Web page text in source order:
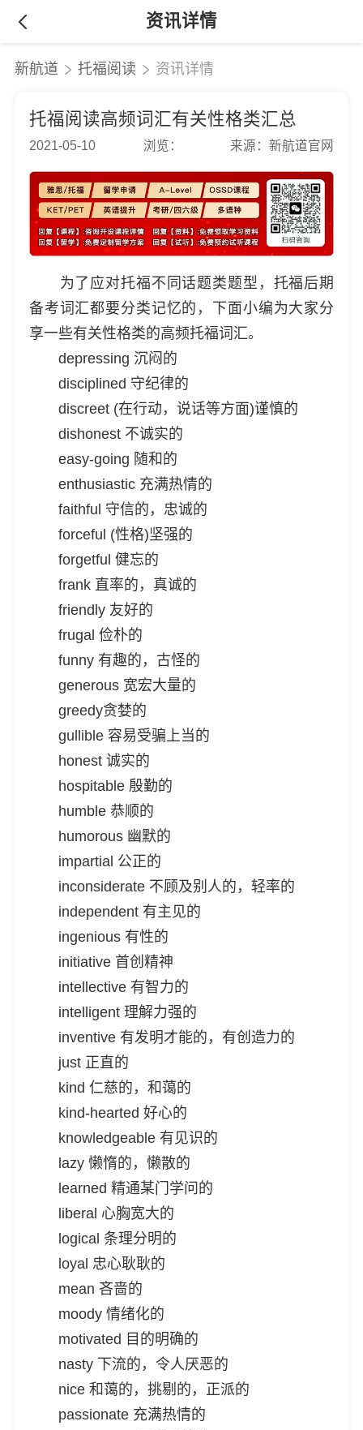
资讯详情
新航道 托福阅读 资讯详情
托福阅读高频词汇有关性格类汇总
2021-05-10 浏览： 来源：新航道官网
为了应对托福不同话题类题型，托福后期
备考词汇都要分类记忆的，下面小编为大家分
享一些有关性格类的高频托福词汇。
depressing 沉闷的
disciplined 守纪律的
discreet (在行动，说话等方面)谨慎的
dishonest 不诚实的
easy-going 随和的
enthusiastic 充满热情的
faithful 守信的，忠诚的
forceful (性格)坚强的
forgetful 健忘的
frank 直率的，真诚的
friendly 友好的
frugal 俭朴的
funny 有趣的，古怪的
generous 宽宏大量的
greedy贪婪的
gullible 容易受骗上当的
honest 诚实的
hospitable 殷勤的
humble 恭顺的
humorous 幽默的
impartial 公正的
inconsiderate 不顾及别人的，轻率的
independent 有主见的
ingenious 有性的
initiative 首创精神
intellective 有智力的
intelligent 理解力强的
inventive 有发明才能的，有创造力的
just 正直的
kind 仁慈的，和蔼的
kind-hearted 好心的
knowledgeable 有见识的
lazy 懒惰的，懒散的
learned 精通某门学问的
liberal 心胸宽大的
logical 条理分明的
loyal 忠心耿耿的
mean 吝啬的
moody 情绪化的
motivated 目的明确的
nasty 下流的，令人厌恶的
nice 和蔼的，挑剔的，正派的
passionate 充满热情的